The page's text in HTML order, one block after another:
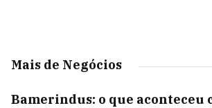
Mais de Negócios
Bamerindus: o que aconteceu